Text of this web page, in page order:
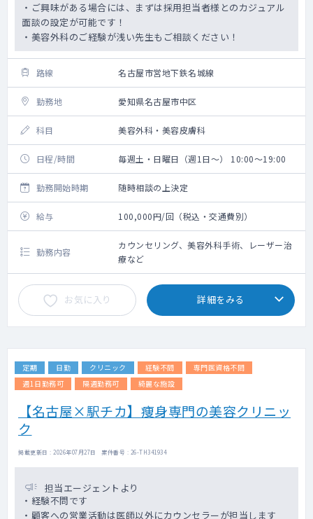
・ご興味がある場合には、まずは採用担当者様とのカジュアル
面談の設定が可能です！
・美容外科のご経験が浅い先生もご相談ください！
路線 名古屋市営地下鉄名城線
勤務地 愛知県名古屋市中区
科目 美容外科・美容皮膚科
日程/時間 毎週土・日曜日（週1日～） 10:00～19:00
勤務開始時期 随時相談の上決定
給与 100,000円/回（税込・交通費別）
勤務内容
カウンセリング、美容外科手術、レーザー治
療など
お気に入り 詳細をみる
定期 日勤 クリニック 経験不問
専門医資格不問
週1日勤務可
隔週勤務可 綺麗な施設
【名古屋×駅チカ】痩身専門の美容クリニッ
ク
掲載更新日 : 2026年07月27日 案件番号 : 26-TH341934
担当エージェントより
・経験不問です
・顧客への営業活動は医師以外にカウンセラーが担当します